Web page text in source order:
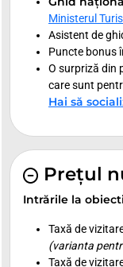
Ministerul
Asistent de
Puncte bonus
O surpriză din
care sunt
Hai să
Prețul
Intrările la
Taxă de
(varianta
Taxă de